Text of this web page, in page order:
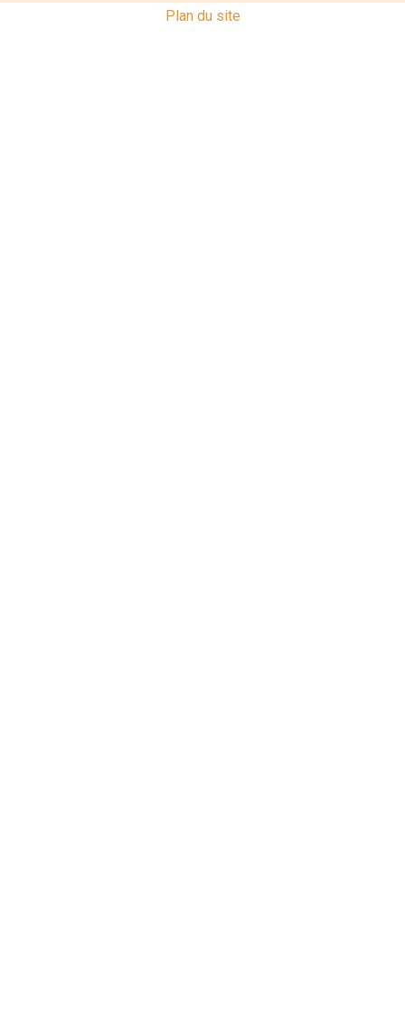
Plan du site